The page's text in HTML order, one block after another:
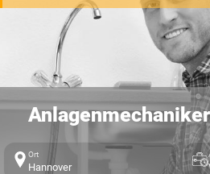
Ort
Hannover